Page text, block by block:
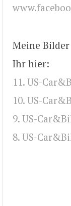
Meine
Ihr hier:
11. US-
10. US-
9. US-
8. US-